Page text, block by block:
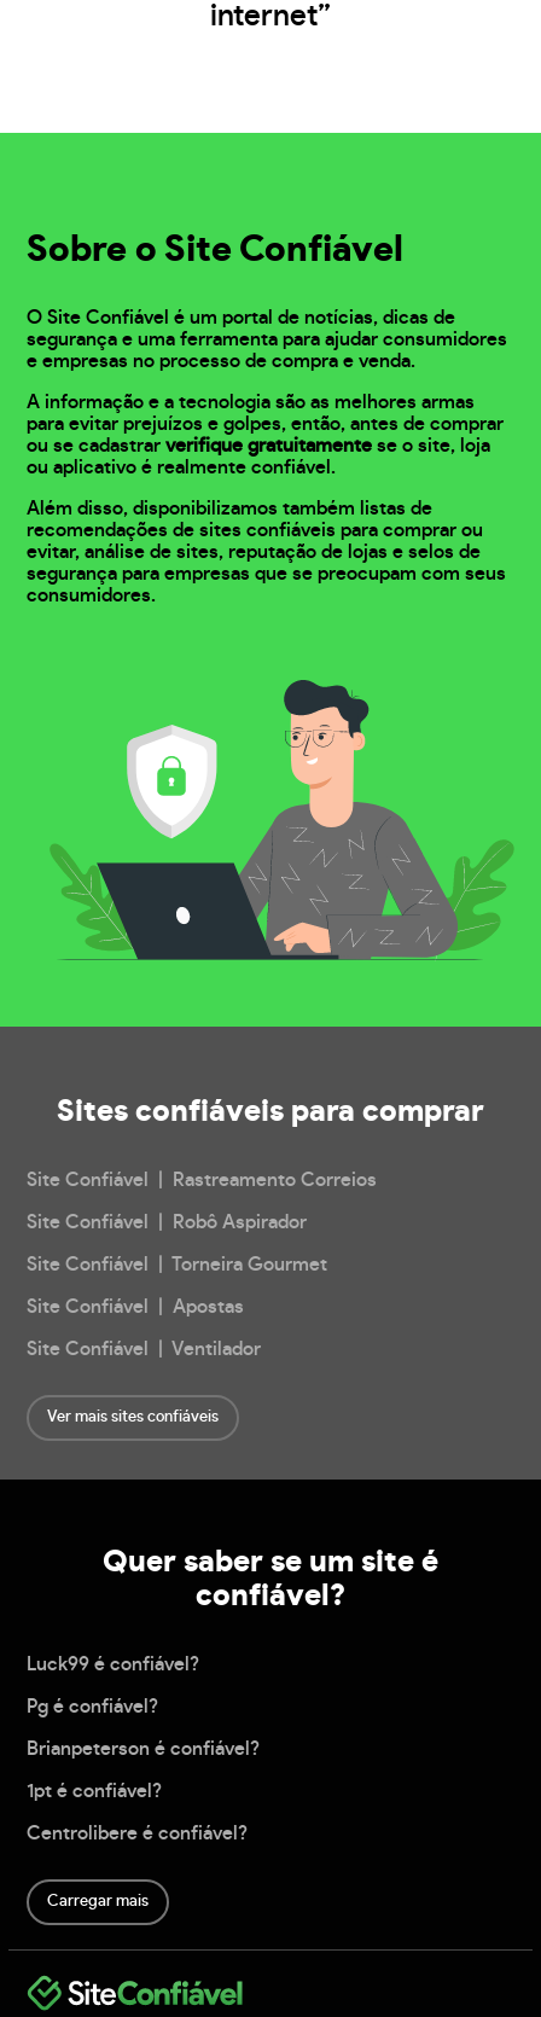
internet”
Sobre o Site Confiável
O Site Confiável é um portal de notícias, dicas de
segurança e uma ferramenta para ajudar consumidores
e empresas no processo de compra e venda.
A informação e a tecnologia são as melhores armas
para evitar prejuízos e golpes, então, antes de comprar
ou se cadastrarverifique gratuitamente se o site, loja
ou aplicativo é realmente confiável.
Além disso, disponibilizamos também listas de
recomendações de sites confiáveis para comprar ou
evitar, análise de sites, reputação de lojas e selos de
segurança para empresas que se preocupam com seus
consumidores.
Sites confiáveis para comprar
Site Confiável | Rastreamento Correios
Site Confiável | Robô Aspirador
Site Confiável | Torneira Gourmet
Site Confiável | Apostas
Site Confiável | Ventilador
Ver mais sites confiáveis
Quer saber se um site é
confiável?
Luck99 é confiável?
Pg é confiável?
Brianpeterson é confiável?
1pt é confiável?
Centrolibere é confiável?
Carregar mais